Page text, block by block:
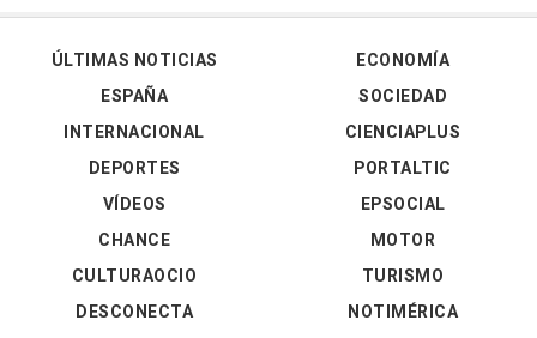
ÚLTIMAS NOTICIAS
ESPAÑA
INTERNACIONAL
DEPORTES
VÍDEOS
ECONOMÍA
SOCIEDAD
CIENCIAPLUS
PORTALTIC
EPSOCIAL
CHANCE
CULTURAOCIO
DESCONECTA
MOTOR
TURISMO
NOTIMÉRICA